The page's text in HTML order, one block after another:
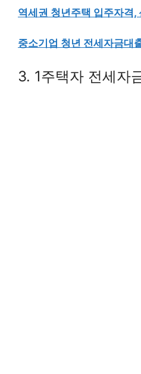
역세권 청년주택 입주자격,
중소기업 청년 전세자금대
3. 1주택자 전세자